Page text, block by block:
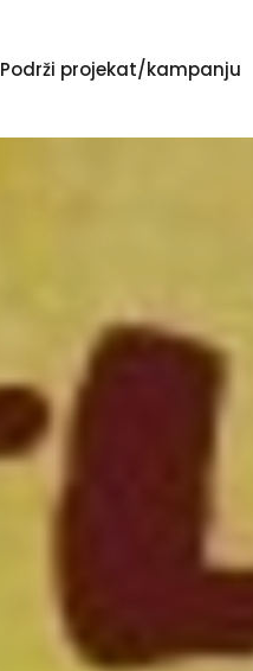
Podrži projekat/kampanju